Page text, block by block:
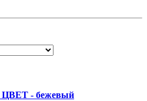
ЦВЕТ - бежевый